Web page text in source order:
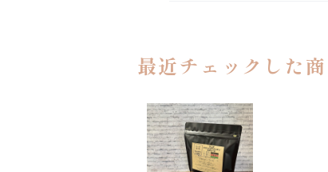
最近チェックした